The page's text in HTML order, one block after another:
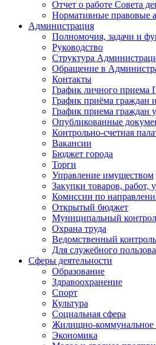
Отчет о работе Совета
Нормативные правовые
Администрация
Полномочия, задачи и
Руководство
Структура
Обращение в
Контакты
График личного приема
График приёма граждан
График приема граждан
Опубликованные
Контрольно-счетная
Вакансии
Бюджет города
Торги
Управление имуществом
Закупки товаров,
Комиссии по
Открытый бюджет
Муниципальный
Охрана труда
Ведомственный
Для служебного
Сферы деятельности
Образование
Здравоохранение
Спорт
Культура
Социальная сфера
Жилищно-коммунальное
Экономика